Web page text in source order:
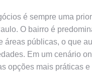
é sempre uma
O bairro é
áreas públicas, o que
Em um cenário
opções mais práticas